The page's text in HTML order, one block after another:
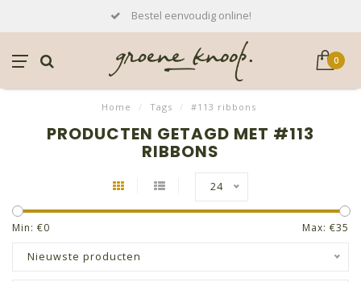
Bestel eenvoudig online!
0
Home / Tags / #113 ribbons
PRODUCTEN GETAGD MET #113
RIBBONS
24
Min: €0 Max: €35
Nieuwste producten